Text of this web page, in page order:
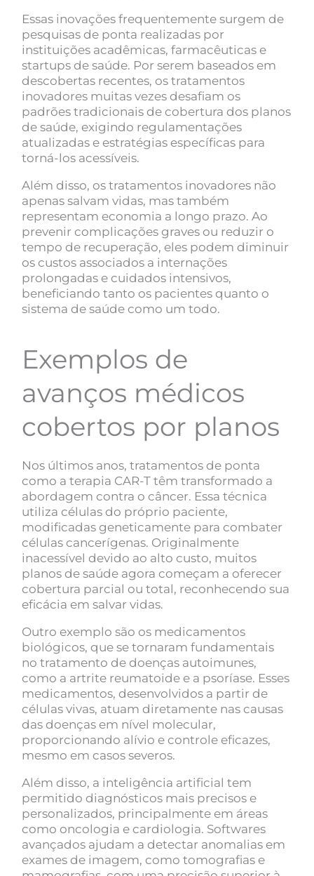
Essas inovações frequentemente surgem de
pesquisas de ponta realizadas por
instituições acadêmicas, farmacêuticas e
startups de saúde. Por serem baseados em
descobertas recentes, os tratamentos
inovadores muitas vezes desafiam os
padrões tradicionais de cobertura dos planos
de saúde, exigindo regulamentações
atualizadas e estratégias específicas para
torná-los acessíveis.
Além disso, os tratamentos inovadores não
apenas salvam vidas, mas também
representam economia a longo prazo. Ao
prevenir complicações graves ou reduzir o
tempo de recuperação, eles podem diminuir
os custos associados a internações
prolongadas e cuidados intensivos,
beneficiando tanto os pacientes quanto o
sistema de saúde como um todo.
Exemplos de
avanços médicos
cobertos por planos
Nos últimos anos, tratamentos de ponta
como a terapia CAR-T têm transformado a
abordagem contra o câncer. Essa técnica
utiliza células do próprio paciente,
modificadas geneticamente para combater
células cancerígenas. Originalmente
inacessível devido ao alto custo, muitos
planos de saúde agora começam a oferecer
cobertura parcial ou total, reconhecendo sua
eficácia em salvar vidas.
Outro exemplo são os medicamentos
biológicos, que se tornaram fundamentais
no tratamento de doenças autoimunes,
como a artrite reumatoide e a psoríase. Esses
medicamentos, desenvolvidos a partir de
células vivas, atuam diretamente nas causas
das doenças em nível molecular,
proporcionando alívio e controle eficazes,
mesmo em casos severos.
Além disso, a inteligência artificial tem
permitido diagnósticos mais precisos e
personalizados, principalmente em áreas
como oncologia e cardiologia. Softwares
avançados ajudam a detectar anomalias em
exames de imagem, como tomografias e